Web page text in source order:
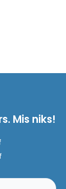
Mis niks!